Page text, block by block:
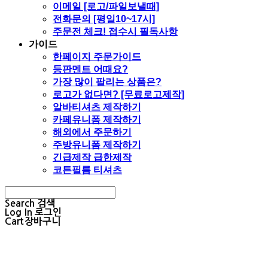
이메일 [로고/파일보낼때]
전화문의 [평일10~17시]
주문전 체크! 접수시 필독사항
가이드
한페이지 주문가이드
등판멘트 어때요?
가장 많이 팔리는 상품은?
로고가 없다면? [무료로고제작]
알바티셔츠 제작하기
카페유니폼 제작하기
해외에서 주문하기
주방유니폼 제작하기
긴급제작 급한제작
코튼필름 티셔츠
Search 검색
Log In 로그인
Cart장바구니